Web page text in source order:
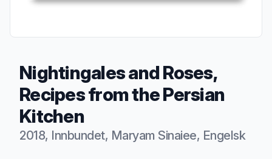
Nightingales and Roses,
Recipes from the Persian
Kitchen
2018, Innbundet, Maryam Sinaiee, Engelsk